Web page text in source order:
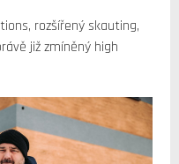
rozšířený skauting,
již zmíněný high